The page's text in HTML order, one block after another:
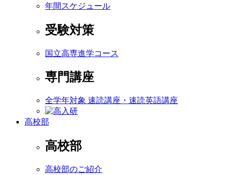
年間スケジュール
受験対策
国立高専進学コース
専門講座
全学年対象 速読講座・速読英語講座
高校部
高校部
高校部のご紹介